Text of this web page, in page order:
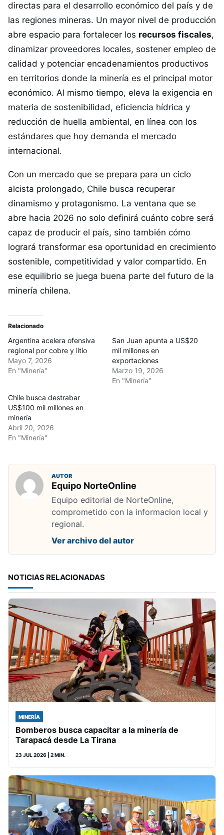
directas para el desarrollo económico del país y de
las regiones mineras. Un mayor nivel de producción
abre espacio para fortalecer los recursos fiscales,
dinamizar proveedores locales, sostener empleo de
calidad y potenciar encadenamientos productivos
en territorios donde la minería es el principal motor
económico. Al mismo tiempo, eleva la exigencia en
materia de sostenibilidad, eficiencia hídrica y
reducción de huella ambiental, en línea con los
estándares que hoy demanda el mercado
internacional.
Con un mercado que se prepara para un ciclo
alcista prolongado, Chile busca recuperar
dinamismo y protagonismo. La ventana que se
abre hacia 2026 no solo definirá cuánto cobre será
capaz de producir el país, sino también cómo
logrará transformar esa oportunidad en crecimiento
sostenible, competitividad y valor compartido. En
ese equilibrio se juega buena parte del futuro de la
minería chilena.
Relacionado
Argentina acelera ofensiva
regional por cobre y litio
Mayo 7, 2026
En "Minería"
San Juan apunta a US$20
mil millones en
exportaciones
Marzo 19, 2026
En "Minería"
Chile busca destrabar
US$100 mil millones en
minería
Abril 20, 2026
En "Minería"
AUTOR
Equipo NorteOnline
Equipo editorial de NorteOnline,
comprometido con la informacion local y
regional.
Ver archivo del autor
NOTICIAS RELACIONADAS
MINERÍA
Bomberos busca capacitar a la minería de
Tarapacá desde La Tirana
23 JUL 2026 | 2 MIN.